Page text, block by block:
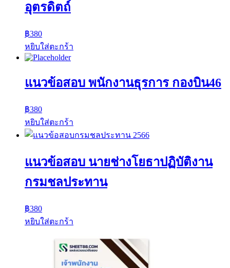
อุตรดิตถ์
฿380
หยิบใส่ตะกร้า
แนวข้อสอบ พนักงานธุรการ กองบิน46
฿380
หยิบใส่ตะกร้า
แนวข้อสอบ นายช่างโยธาปฏิบัติงาน
กรมชลประทาน
฿380
หยิบใส่ตะกร้า